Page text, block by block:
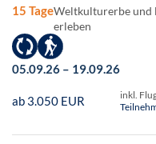
15 TageWeltkulturerbe und
erleben
05.09.26 – 19.09.26
ab 3.050 EUR
inkl.